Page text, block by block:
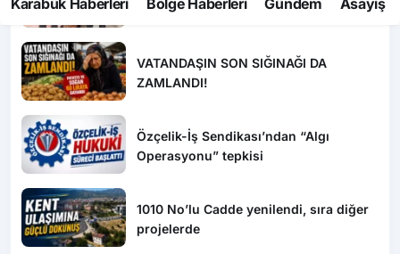
Girişiminde Bulunan FETÖ’cü 10 Yıl
VATANDAŞIN SON SIĞINAĞI DA
ZAMLANDI!
Özçelik-İş Sendikası’ndan “Algı
Operasyonu” tepkisi
1010 No’lu Cadde yenilendi, sıra diğer
projelerde